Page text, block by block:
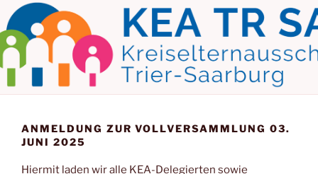
ANMELDUNG ZUR VOLLVERSAMMLUNG 03.
JUNI 2025
Hiermit laden wir alle KEA-Delegierten sowie